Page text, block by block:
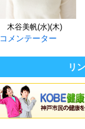
木谷美帆(水)(木)
コメンテーター
リ